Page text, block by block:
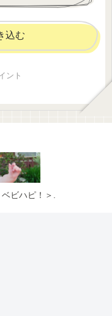
込む
ント
ビハピ！＞.